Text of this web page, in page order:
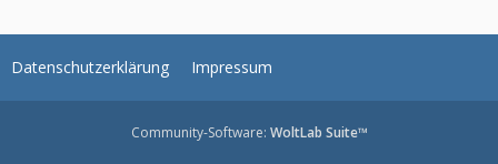
Datenschutzerklärung Impressum
Community-Software: WoltLab Suite™